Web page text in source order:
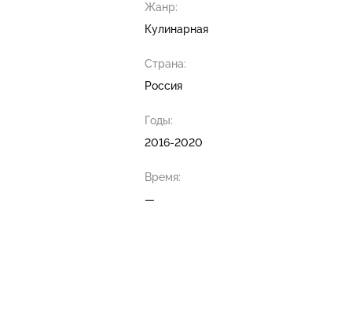
Жанр:
Кулинарная
Страна:
Россия
Годы:
2016-2020
Время:
—